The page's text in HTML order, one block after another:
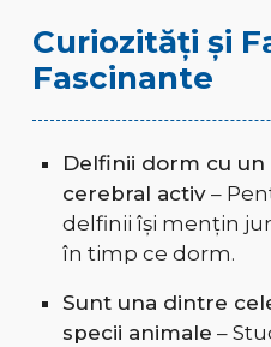
Curiozități și
Fascinante
Delfinii dorm cu
cerebral activ–
delfinii își mențin
în timp ce dorm.
Sunt una dintre
specii animale –